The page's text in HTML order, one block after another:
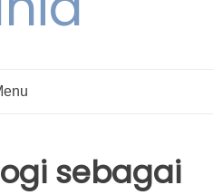
sebagai